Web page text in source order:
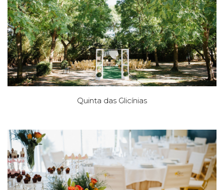
Quinta das Glicínias